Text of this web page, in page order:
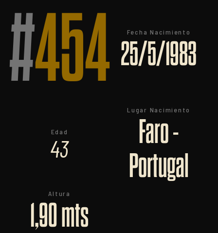
#454 Fecha Nacimiento
25/5/1983
Edad
43
Lugar Nacimiento
Faro -
Portugal
Altura
1,90 mts